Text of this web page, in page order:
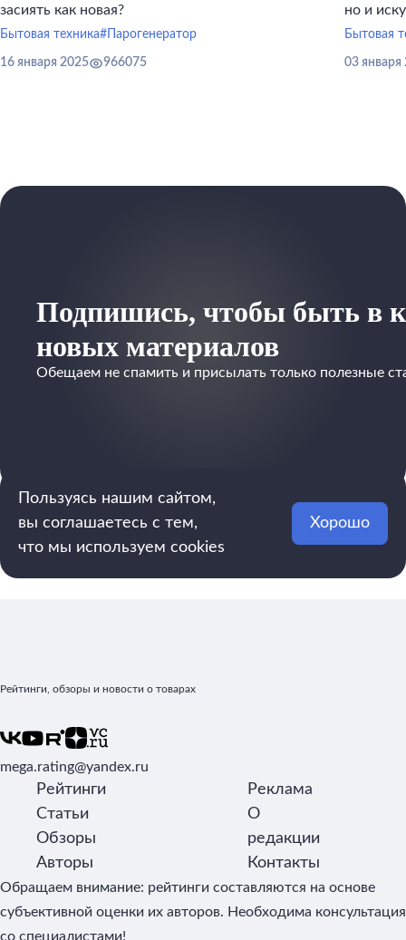
засиять как новая?
Бытовая техника#Парогенератор
16 января 2025 966075
но и
Бытовая
03 января
Подпишись, чтобы быть в
новых материалов
Обещаем не спамить и присылать только полезные
Рейтинги, обзоры и новости о товарах
mega.rating@yandex.ru
Рейтинги
Статьи
Обзоры
Авторы
Реклама
О
редакции
Контакты
Обращаем внимание: рейтинги составляются на основе
субъективной оценки их авторов. Необходима консультация
со специалистами!
Пользуясь нашим сайтом,
вы соглашаетесь с тем,
что мы используем cookies
Хорошо